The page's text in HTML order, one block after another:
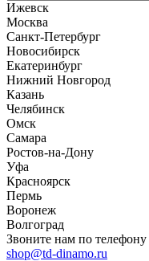
Ижевск
Москва
Санкт-Петербург
Новосибирск
Екатеринбург
Нижний Новгород
Казань
Челябинск
Омск
Самара
Ростов-на-Дону
Уфа
Красноярск
Пермь
Воронеж
Волгоград
Звоните нам по телефону
shop@td-dinamo.ru